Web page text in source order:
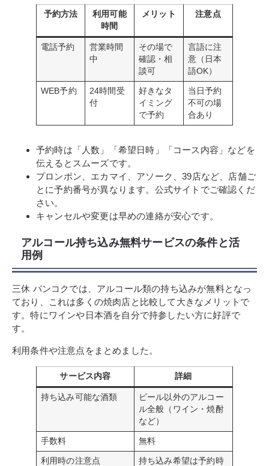
予約方法
利用可能
時間
メリット 注意点
電話予約
営業時間
中
その場で
確認・相
談可
言語に注
意（日本
語OK）
WEB予約
24時間受
付
好きなタ
イミング
で予約
当日予約
不可の場
合あり
予約時は「人数」「希望日時」「コース内容」などを
伝えるとスムーズです。
プロンポン、エカマイ、アソーク、39店など、店舗ご
とに予約番号が異なります。公式サイトでご確認くだ
さい。
キャンセルや変更は早めの連絡が安心です。
アルコール持ち込み無料サービスの条件と活
用例
三休 バンコクでは、アルコール類の持ち込みが無料となっ
ており、これは多くの焼肉店と比較して大きなメリットで
す。特にワインや日本酒を自分で持参したい方に好評で
す。
利用条件や注意点をまとめました。
サービス内容 詳細
持ち込み可能な酒類
ビール以外のアルコー
ル全般（ワイン・焼酎
など）
手数料 無料
利用時の注意点
持ち込み希望は予約時